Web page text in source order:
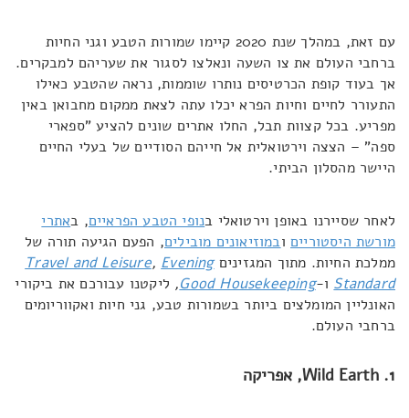
עם זאת, במהלך שנת 2020 קיימו שמורות הטבע וגני החיות
ברחבי העולם את צו השעה ונאלצו לסגור את שעריהם למבקרים.
אך בעוד קופת הכרטיסים נותרו שוממות, נראה שהטבע כאילו
התעורר לחיים וחיות הפרא יכלו עתה לצאת ממקום מחבואן באין
מפריע. בכל קצוות תבל, החלו אתרים שונים להציע "ספארי
ספה" – הצצה וירטואלית אל חייהם הסודיים של בעלי החיים
היישר מהסלון הביתי.
לאחר שסיירנו באופן וירטואלי בנופי הטבע הפראיים, באתרי
מורשת היסטוריים ובמוזיאונים מובילים, הפעם הגיעה תורה של
ממלכת החיות. מתוך המגזינים
Travel and Leisure, Evening
Standard ו-Good Housekeeping
, ליקטנו עבורכם את ביקורי
האונליין המומלצים ביותר בשמורות טבע, גני חיות ואקווריומים
ברחבי העולם.
1. Wild Earth , אפריקה